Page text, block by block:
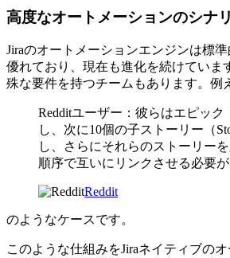
高度なオートメーションのシナ
Jiraのオートメーションエンジンは標
優れており、現在も進化を続けていま
殊な要件を持つチームもあります。例
Redditユーザー：彼らはエピック
し、次に10個の子ストーリー（
し、さらにそれらのストーリー
順序で互いにリンクさせる必要が
Reddit
のようなケースです。
このような仕組みをJiraネイティブの